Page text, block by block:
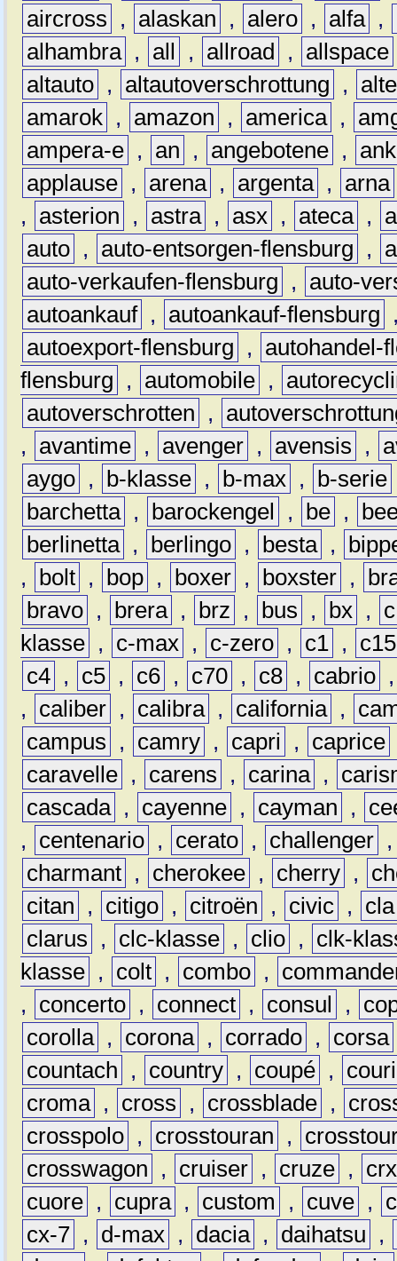
aircross
, alaskan , alero , alfa ,
alhambra , all , allroad , allspace
altauto , altautoverschrottung ,
amarok , amazon , america ,
ampera-e , an , angebotene ,
applause , arena , argenta , arna
,
asterion , astra , asx , ateca ,
auto , auto-entsorgen-flensburg ,
auto-verkaufen-flensburg
,
auto-
autoankauf , autoankauf-flensburg
autoexport-flensburg
,
autohandel-
flensburg
, automobile ,
autoverschrotten
,
,
avantime , avenger , avensis ,
aygo , b-klasse , b-max , b-serie
barchetta , barockengel , be ,
berlinetta , berlingo , besta ,
,
bolt , bop , boxer , boxster ,
bravo , brera , brz , bus , bx ,
c
klasse , c-max , c-zero , c1 ,
c15
c4 , c5 , c6 , c70 , c8 , cabrio
,
caliber , calibra , california ,
campus
, camry , capri , caprice
caravelle , carens , carina ,
cascada , cayenne , cayman ,
,
centenario , cerato , challenger
charmant , cherokee , cherry ,
citan
, citigo , citroën , civic ,
cla
clarus
, clc-klasse , clio ,
clk-
klasse , colt , combo ,
,
concerto , connect , consul ,
corolla , corona , corrado , corsa
countach
, country , coupé ,
croma , cross , crossblade ,
crosspolo , crosstouran ,
crosswagon
, cruiser , cruze ,
crx
cuore , cupra , custom , cuve ,
cx-7 , d-max , dacia , daihatsu
,